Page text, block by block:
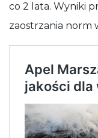
co 2 lata. Wyniki
zaostrzania norm